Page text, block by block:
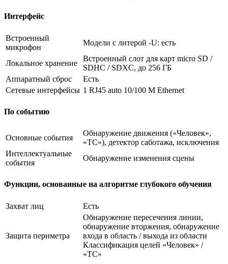
Интерфейс
Встроенный
микрофон
Модели с литерой -U: есть
Локальное хранение
Встроенный слот для карт micro SD /
SDHC / SDXC, до 256 ГБ
Аппаратный сброс
Есть
Сетевые интерфейсы 1 RJ45 auto 10/100 М Ethernet
По событию
Основные события
Обнаружение движения («Человек»,
«ТС»), детектор саботажа, исключения
Интеллектуальные
события
Обнаружение изменения сцены
Функции, основанные на алгоритме глубокого обучения
Захват лиц Есть
Защита периметра
Обнаружение пересечения линии,
обнаружение вторжения, обнаружение
входа в область / выхода из области
Классификация целей «Человек» /
«ТС»